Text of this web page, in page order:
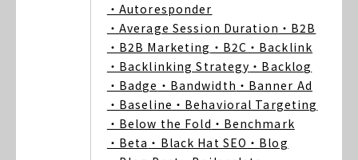
・Autoresponder
・Average Session Duration ・B2B
・B2B Marketing ・B2C ・Backlink
・Backlinking Strategy ・Backlog
・Badge ・Bandwidth ・Banner Ad
・Baseline ・Behavioral Targeting
・Below the Fold ・Benchmark
・Beta ・Black Hat SEO ・Blog